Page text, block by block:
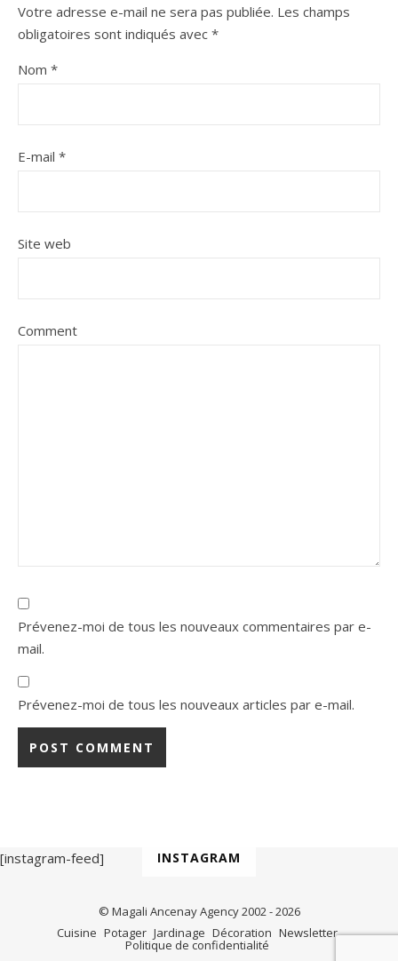
Votre adresse e-mail ne sera pas publiée. Les champs
obligatoires sont indiqués avec *
Nom *
E-mail *
Site web
Comment
Prévenez-moi de tous les nouveaux commentaires par e-
mail.
Prévenez-moi de tous les nouveaux articles par e-mail.
INSTAGRAM
[instagram-feed]
© Magali Ancenay Agency 2002 - 2026
Cuisine Potager Jardinage Décoration Newsletter
Politique de confidentialité